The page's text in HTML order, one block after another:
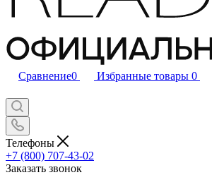
Сравнение0 Избранные товары 0
Телефоны
+7 (800) 707-43-02
Заказать звонок